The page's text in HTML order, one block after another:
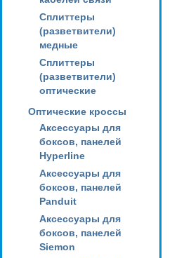
Сплиттеры
(разветвители)
медные
Сплиттеры
(разветвители)
оптические
Оптические кроссы
Аксессуары для
боксов, панелей
Hyperline
Аксессуары для
боксов, панелей
Panduit
Аксессуары для
боксов, панелей
Siemon